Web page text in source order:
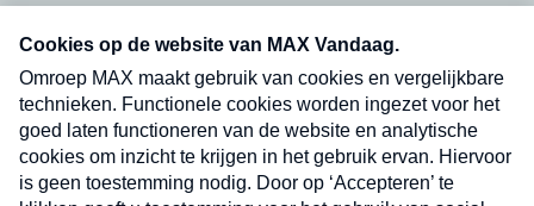
Neem hier een gratis abonnement op onze
nieuwsbrief. Elke vrijdag- en dinsdagochtend in
uw mailbox.
Verzend